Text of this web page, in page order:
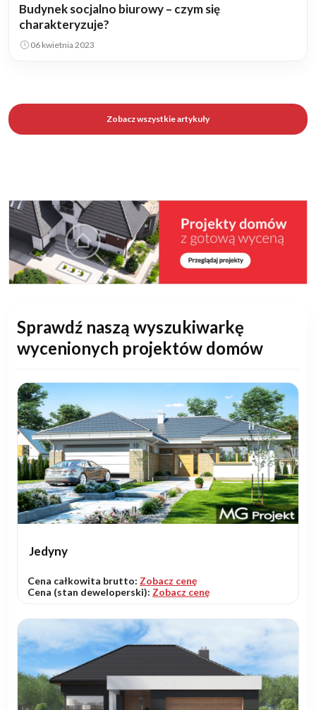
Budynek socjalno biurowy – czym się
charakteryzuje?
06 kwietnia 2023
Zobacz wszystkie artykuły
Sprawdź naszą wyszukiwarkę
wycenionych projektów domów
Jedyny
Cena całkowita brutto: Zobacz cenę
Cena (stan deweloperski): Zobacz cenę